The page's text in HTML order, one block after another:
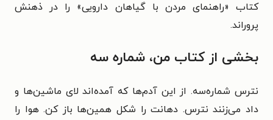
کتاب «راهنمای مردن با گیاهان دارویی» را در ذهنش
پروراند.
بخشی از کتاب من، شماره سه
نترس شماره‌سه. از این آدم‌ها که آمده‌اند لای ماشین‌ها و
داد می‌زنند نترس. دهانت را شکل همین‌ها باز کن. هوا را